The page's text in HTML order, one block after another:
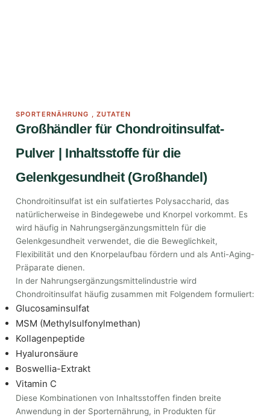
SPORTERNÄHRUNG , ZUTATEN
Großhändler für Chondroitinsulfat-
Pulver | Inhaltsstoffe für die
Gelenkgesundheit (Großhandel)
Chondroitinsulfat ist ein sulfatiertes Polysaccharid, das
natürlicherweise in Bindegewebe und Knorpel vorkommt. Es
wird häufig in Nahrungsergänzungsmitteln für die
Gelenkgesundheit verwendet, die die Beweglichkeit,
Flexibilität und den Knorpelaufbau fördern und als Anti-Aging-
Präparate dienen.
In der Nahrungsergänzungsmittelindustrie wird
Chondroitinsulfat häufig zusammen mit Folgendem formuliert:
Glucosaminsulfat
MSM (Methylsulfonylmethan)
Kollagenpeptide
Hyaluronsäure
Boswellia-Extrakt
Vitamin C
Diese Kombinationen von Inhaltsstoffen finden breite
Anwendung in der Sporternährung, in Produkten für